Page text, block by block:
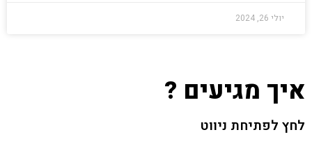
יולי 26, 2024
איך מגיעים ?
לחץ לפתיחת ניווט